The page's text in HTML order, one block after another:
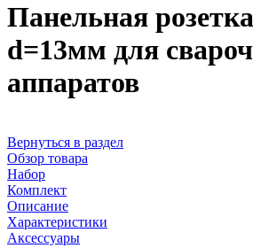
Панельная
d=13мм для
аппаратов
Вернуться в раздел
Обзор товара
Набор
Комплект
Описание
Характеристики
Аксессуары